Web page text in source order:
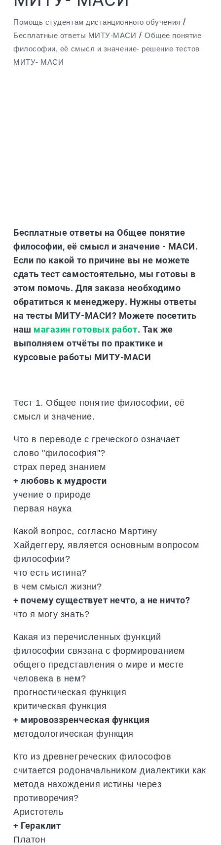
Помощь студентам дистанционного обучения /
Бесплатные ответы МИТУ-МАСИ /Общее понятие
философии, её смысл и значение- решение тестов
МИТУ- МАСИ
Бесплатные ответы на Общее понятие
философии, её смысл и значение - МАСИ.
Если по какой то причине вы не можете
сдать тест самостоятельно, мы готовы в
этом помочь. Для заказа необходимо
обратиться к менеджеру. Нужны ответы
на тесты МИТУ-МАСИ? Можете посетить
наш магазин готовых работ. Так же
выполняем отчёты по практике и
курсовые работы МИТУ-МАСИ
Тест 1. Общее понятие философии, её
смысл и значение.
Что в переводе с греческого означает
слово "философия"?
страх перед знанием
+ любовь к мудрости
учение о природе
первая наука
Какой вопрос, согласно Мартину
Хайдеггеру, является основным вопросом
философии?
что есть истина?
в чем смысл жизни?
+ почему существует нечто, а не ничто?
что я могу знать?
Какая из перечисленных функций
философии связана с формированием
общего представления о мире и месте
человека в нем?
прогностическая функция
критическая функция
+ мировоззренческая функция
методологическая функция
Кто из древнегреческих философов
считается родоначальником диалектики как
метода нахождения истины через
противоречия?
Аристотель
+ Гераклит
Платон